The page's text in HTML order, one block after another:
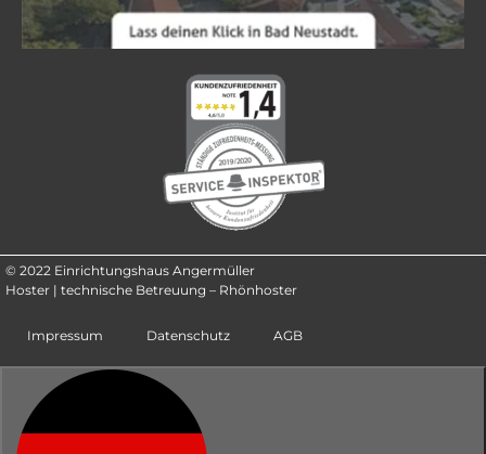
© 2022 Einrichtungshaus Angermüller
Hoster | technische Betreuung – Rhönhoster
Impressum Datenschutz AGB